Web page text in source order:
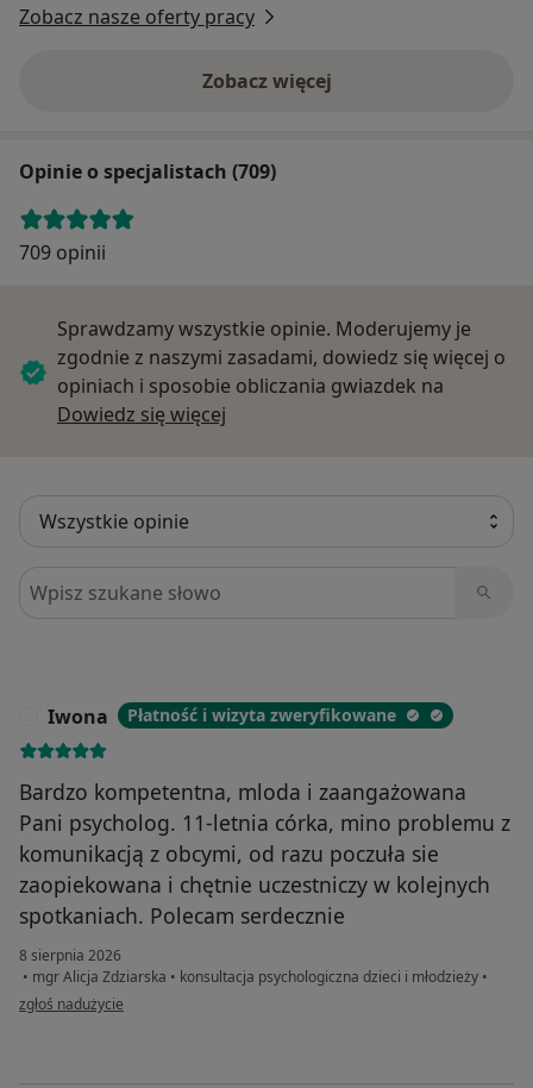
Zobacz nasze oferty pracy
Zobacz więcej
Opinie o specjalistach (709)
709 opinii
Sprawdzamy wszystkie opinie. Moderujemy je
zgodnie z naszymi zasadami, dowiedz się więcej o
opiniach i sposobie obliczania gwiazdek na
Dowiedz się więcej
Szukaj w opiniach
Iwona Płatność i wizyta zweryfikowane
Bardzo kompetentna, mloda i zaangażowana
Pani psycholog. 11-letnia córka, mino problemu z
komunikacją z obcymi, od razu poczuła sie
zaopiekowana i chętnie uczestniczy w kolejnych
spotkaniach. Polecam serdecznie
8 sierpnia 2026
• mgr Alicja Zdziarska • konsultacja psychologiczna dzieci i młodzieży •
w opinii użytkownika Iwona
zgłoś nadużycie